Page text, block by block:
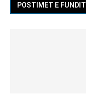
POSTIMET E FUNDIT